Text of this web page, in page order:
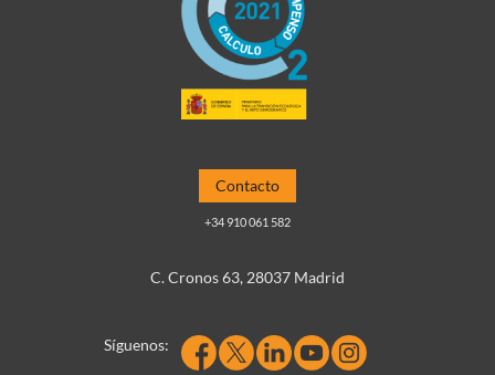
Contacto
+34 910 061 582
C. Cronos 63, 28037 Madrid
Síguenos: